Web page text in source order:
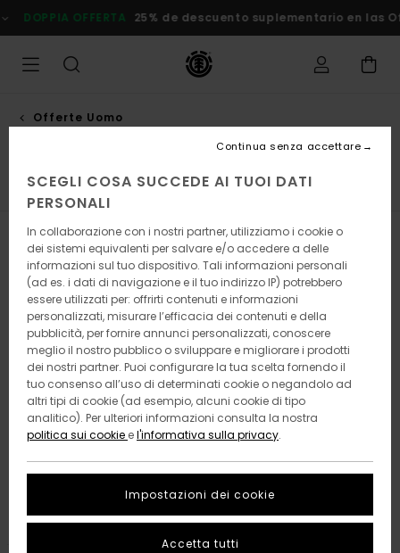
alla
selezione
griglie
25% de descuento suplementario en las Ofertas
Offerte Uomo
Camicie Bermuda Felpe Pantaloni
Filtra e Ordina 28 Risultati
Salta
criteri
ricerca
visualizza
ordine
SCEGLI COSA SUCCEDE AI TUOI DATI
PERSONALI
In collaborazione con i nostri partner, utilizziamo i cookie o
dei sistemi equivalenti per salvare e/o accedere a delle
informazioni sul tuo dispositivo. Tali informazioni personali
(ad es. i dati di navigazione e il tuo indirizzo IP) potrebbero
essere utilizzati per: offrirti contenuti e informazioni
personalizzati, misurare l’efficacia dei contenuti e della
pubblicità, per fornire annunci personalizzati, conoscere
meglio il nostro pubblico o sviluppare e migliorare i prodotti
dei nostri partner. Puoi configurare la tua scelta fornendo il
tuo consenso all’uso di determinati cookie o negandolo ad
altri tipi di cookie (ad esempio, alcuni cookie di tipo
analitico). Per ulteriori informazioni consulta la nostra
politica sui cookie el'informativa sulla privacy.
Impostazioni dei cookie
Continua senza accettare
Accetta tutti